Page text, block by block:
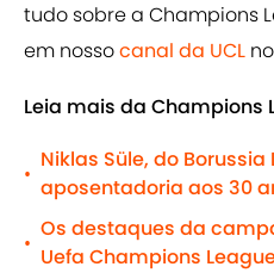
tudo sobre a Champions
em nossocanal da UCL
Leia mais da Champions
•
Niklas Süle, do
aposentadoria aos 30
•
Os destaques da
Uefa Champions